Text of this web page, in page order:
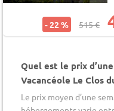
- 22 % 515 €
Quel est le prix
Vacancéole Le Clos
Le prix moyen d’une